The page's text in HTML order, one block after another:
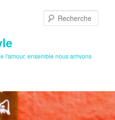
l'amour, ensemble nous arrivons